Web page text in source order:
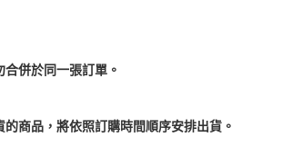
併於同一張訂單。
商品，將依照訂購時間順序安排出貨。